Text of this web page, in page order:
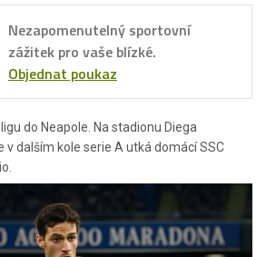
do Neapole. Na stadionu Diega
v dalším kole serie A utká domácí SSC
Nezapomenutelný sportovní
zážitek pro vaše blízké.
Objednat poukaz